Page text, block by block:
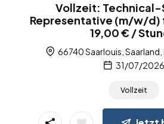
Vollzeit:
Representative (m/w/d)
19,00 € /
66740 Saarlouis,
31/07/2026
Vollzeit